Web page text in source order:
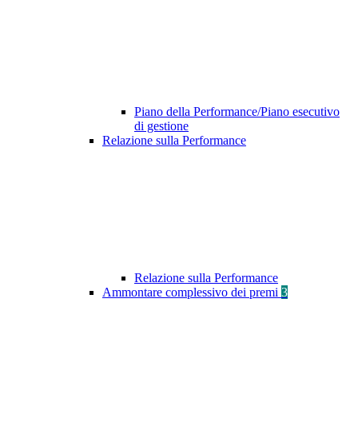
Piano della Performance/Piano esecutivo
di gestione
Relazione sulla Performance
Relazione sulla Performance
Ammontare complessivo dei premi 3